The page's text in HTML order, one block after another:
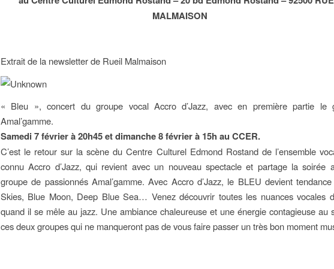
MALMAISON
Extrait de la newsletter de Rueil Malmaison
« Bleu », concert du groupe vocal Accro d’Jazz, avec en première partie le
Amal’gamme.
Samedi 7 février à 20h45 et dimanche 8 février à 15h au CCER.
C’est le retour sur la scène du Centre Culturel Edmond Rostand de l’ensemble
connu Accro d’Jazz, qui revient avec un nouveau spectacle et partage la soirée
groupe de passionnés Amal’gamme. Avec Accro d’Jazz, le BLEU devient
Skies, Blue Moon, Deep Blue Sea… Venez découvrir toutes les nuances vocales
quand il se mêle au jazz. Une ambiance chaleureuse et une énergie contagieuse au
ces deux groupes qui ne manqueront pas de vous faire passer un très bon moment